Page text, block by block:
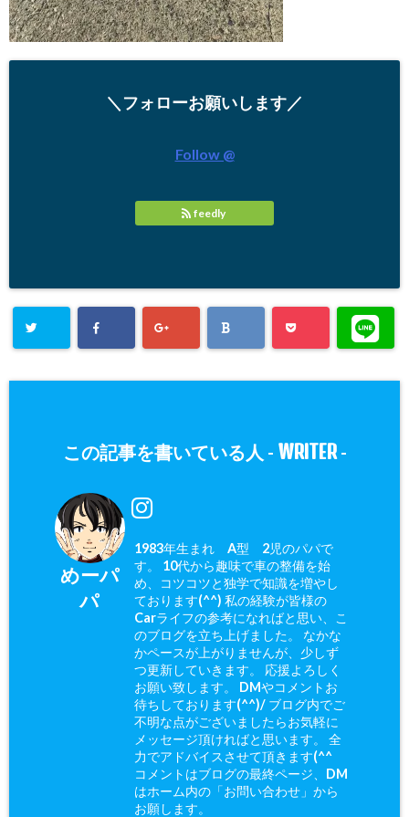
＼フォローお願いします／
Follow @
feedly
この記事を書いている人 - WRITER-
めーパ
パ
1983年生まれ A型 2児のパパで
す。 10代から趣味で車の整備を始
め、コツコツと独学で知識を増やし
ております(^^) 私の経験が皆様の
Carライフの参考になればと思い、こ
のブログを立ち上げました。 なかな
かペースが上がりませんが、少しず
つ更新していきます。 応援よろしく
お願い致します。 DMやコメントお
待ちしております(^^)/ ブログ内でご
不明な点がございましたらお気軽に
メッセージ頂ければと思います。 全
力でアドバイスさせて頂きます(^^ゞ
コメントはブログの最終ページ、DM
はホーム内の「お問い合わせ」から
お願します。